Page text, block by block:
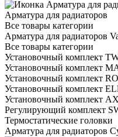
Арматура для радиаторов
Все товары категории
Арматура для радиаторов
Все товары категории
Установочный комплект
Установочный комплект
Установочный комплект
Установочный комплект
Установочный комплект
Регулирующий комплект
Термостатические головки
Арматура для радиаторов